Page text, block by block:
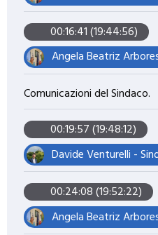
00:16:41 (19:44:56)
Comunicazioni del Sindaco.
00:19:57 (19:48:12)
Davide Venturelli -
00:24:08 (19:52:22)